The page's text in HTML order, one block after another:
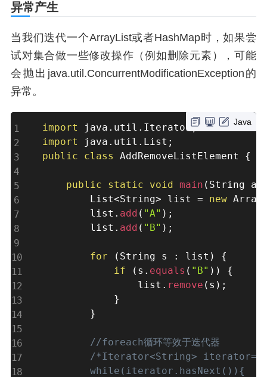
异常产生
当我们迭代一个ArrayList或者HashMap时，如果尝
试对集合做一些修改操作（例如删除元素），可能
会抛出java.util.ConcurrentModificationException的
异常。
Java
import java . util . Iterator;
import
java . util . List ;
public
class AddRemoveListElement {
public static void main ( String
        List
<String> list = new
        list
. add ( "A" ) ;
        list
. add ( "B" ) ;
for ( String s : list )
{
if
( s . equals ( "B" ) )
{
                list
. remove ( s ) ;
}
}
//foreach循环等效于迭代器
/*Iterator<String>
        while(iterator.hasNext()){